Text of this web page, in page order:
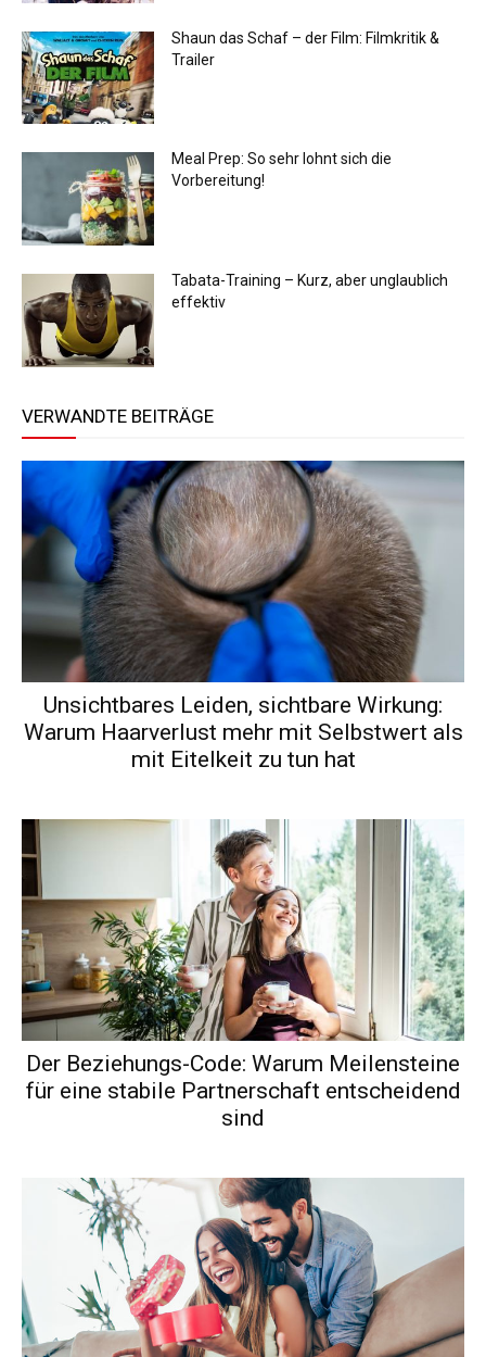
Shaun das Schaf – der Film: Filmkritik &
Trailer
Meal Prep: So sehr lohnt sich die
Vorbereitung!
Tabata-Training – Kurz, aber unglaublich
effektiv
VERWANDTE BEITRÄGE
Unsichtbares Leiden, sichtbare Wirkung:
Warum Haarverlust mehr mit Selbstwert als
mit Eitelkeit zu tun hat
Der Beziehungs-Code: Warum Meilensteine
für eine stabile Partnerschaft entscheidend
sind